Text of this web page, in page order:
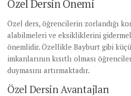
Özel Dersin Önemi
Özel ders, öğrencilerin zorlandığı
alabilmeleri ve eksikliklerini
önemlidir. Özellikle Bayburt gibi
imkanlarının kısıtlı olması
duymasını artırmaktadır.
Özel Dersin Avantajları